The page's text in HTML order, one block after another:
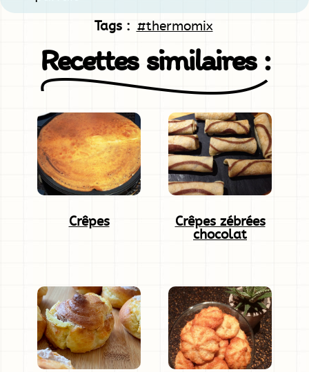
Tags : #thermomix
Recettes similaires :
Crêpes
Crêpes zébrées
chocolat